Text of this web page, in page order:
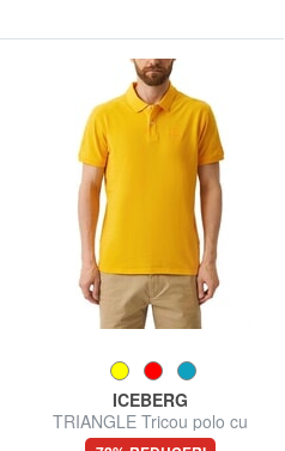
ICEBERG
TRIANGLE Tricou polo cu
mânecă scurtă